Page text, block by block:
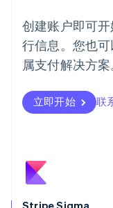
创建账户即可
行信息。您也
属支付解决方案
立即开始 联
葡萄牙
Português
日本
日本語English
瑞典
瑞士
DeutschFrançais
English
斯洛文尼亚